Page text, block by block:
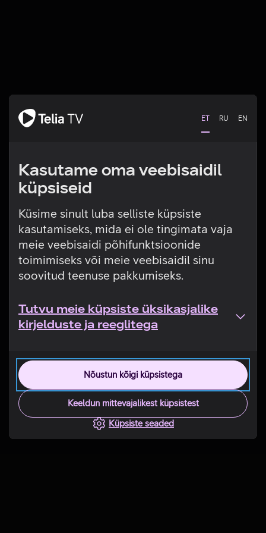
ET RU EN
Kasutame oma veebisaidil
küpsiseid
Küsime sinult luba selliste küpsiste
kasutamiseks, mida ei ole tingimata vaja
meie veebisaidi põhifunktsioonide
toimimiseks või meie veebisaidil sinu
soovitud teenuse pakkumiseks.
Tutvu meie küpsiste üksikasjalike
kirjelduste ja reeglitega
Nõustun kõigi küpsistega
Keeldun mittevajalikest küpsistest
Küpsiste seaded
Tehniline viga